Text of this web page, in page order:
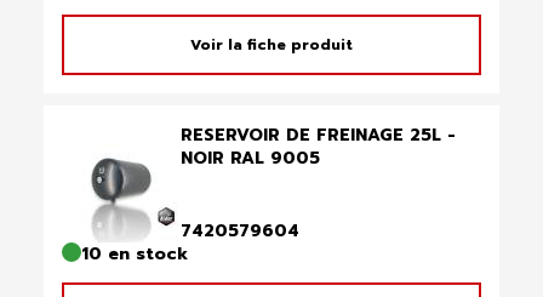
Voir la fiche produit
RESERVOIR DE FREINAGE 25L -
NOIR RAL 9005
7420579604
10 en stock